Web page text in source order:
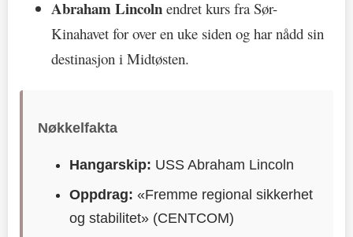
Abraham Lincoln endret kurs fra Sør-
Kinahavet for over en uke siden og har nådd sin
destinasjon i Midtøsten.
Nøkkelfakta
Hangarskip: USS Abraham Lincoln
Oppdrag: «Fremme regional sikkerhet
og stabilitet» (CENTCOM)